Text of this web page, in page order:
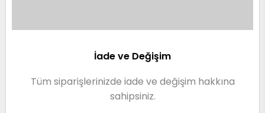
İade ve Değişim
Tüm siparişlerinizde iade ve değişim hakkına
sahipsiniz.